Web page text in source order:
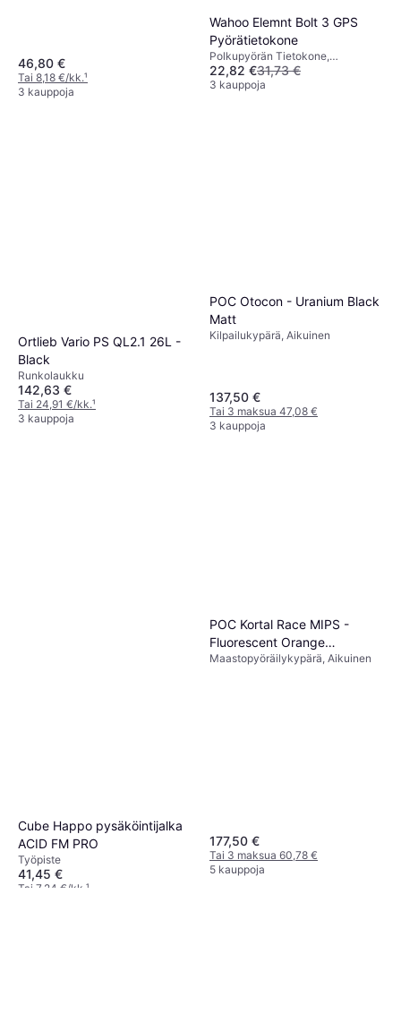
46,80 €
Tai 8,18 €/kk.¹
3 kauppoja
Wahoo Elemnt Bolt 3 GPS
Pyörätietokone
Polkupyörän Tietokone,
Värinäyttö, ANT+
22,82 €31,73 €
3 kauppoja
Ortlieb Vario PS QL2.1 26L -
Black
Runkolaukku
142,63 €
Tai 24,91 €/kk.¹
3 kauppoja
POC Otocon - Uranium Black
Matt
Kilpailukypärä, Aikuinen
137,50 €
Tai 3 maksua 47,08 €
3 kauppoja
Cube Happo pysäköintijalka
ACID FM PRO
Työpiste
41,45 €
Tai 7,24 €/kk. ¹
POC Kortal Race MIPS -
Fluorescent Orange
AVIP/Uranium Black Matt
Maastopyöräilykypärä, Aikuinen
177,50 €
Tai 3 maksua 60,78 €
5 kauppoja